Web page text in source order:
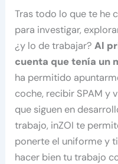
Tras todo lo que te he
para investigar,
¿y lo de trabajar?Al
cuenta que tenía un
ha permitido
coche, recibir SPAM y
que siguen en
trabajo, inZOI te
ponerte el uniforme y
hacer bien tu trabajo